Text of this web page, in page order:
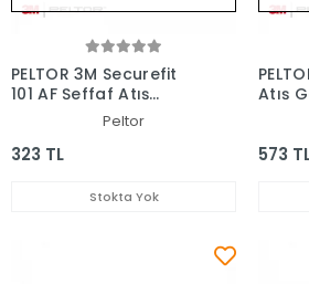
PELTOR 3M Securefit
101 AF Şeffaf Atış
Peltor
323 TL
Stokta Yok
Atış
573